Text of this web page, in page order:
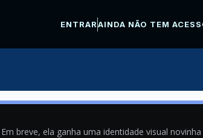
ENTRARAINDA NÃO TEM
breve, ela ganha uma identidade visual